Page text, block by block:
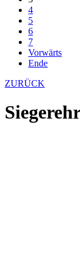
4
5
6
7
Vorwärts
Ende
ZURÜCK